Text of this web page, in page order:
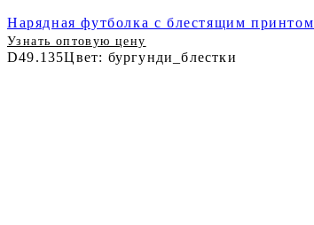
Нарядная футболка с блестящим принтом
Узнать оптовую цену
D49.135Цвет: бургунди_блестки